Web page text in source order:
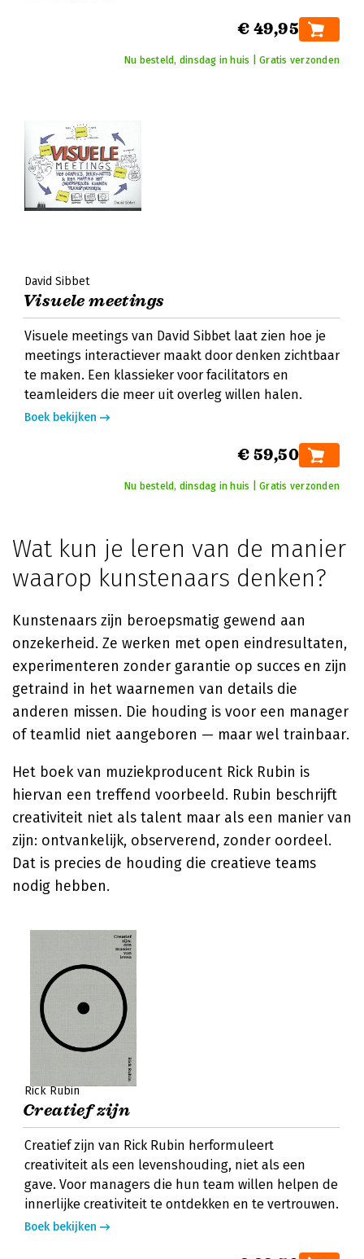
€ 49,95
Nu besteld, dinsdag in huis | Gratis verzonden
David Sibbet
Visuele meetings
Visuele meetings van David Sibbet laat zien hoe je
meetings interactiever maakt door denken zichtbaar
te maken. Een klassieker voor facilitators en
teamleiders die meer uit overleg willen halen.
Boek bekijken
€ 59,50
Nu besteld, dinsdag in huis | Gratis verzonden
Wat kun je leren van de manier
waarop kunstenaars denken?
Kunstenaars zijn beroepsmatig gewend aan
onzekerheid. Ze werken met open eindresultaten,
experimenteren zonder garantie op succes en zijn
getraind in het waarnemen van details die
anderen missen. Die houding is voor een manager
of teamlid niet aangeboren — maar wel trainbaar.
Het boek van muziekproducent Rick Rubin is
hiervan een treffend voorbeeld. Rubin beschrijft
creativiteit niet als talent maar als een manier van
zijn: ontvankelijk, observerend, zonder oordeel.
Dat is precies de houding die creatieve teams
nodig hebben.
Rick Rubin
Creatief zijn
Creatief zijn van Rick Rubin herformuleert
creativiteit als een levenshouding, niet als een
gave. Voor managers die hun team willen helpen de
innerlijke creativiteit te ontdekken en te vertrouwen.
Boek bekijken